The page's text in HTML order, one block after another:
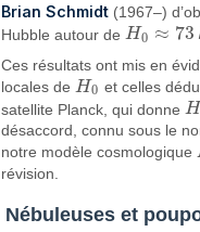
Brian Schmidt (1967–)
Hubble autour de H0 ≈ 73
H0≈ 73 km·
Ces résultats ont mis en
locales de H0
H0 et celles
satellite Planck, qui donneH
désaccord, connu sous le
notre modèle cosmologique
révision.
Nébuleuses et